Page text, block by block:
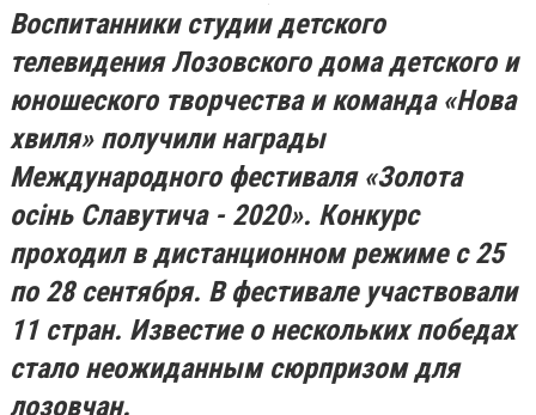
Воспитанники студии детского
телевидения Лозовского дома детского и
юношеского творчества и команда «Нова
хвиля» получили награды
Международного фестиваля «Золота
осінь Славутича- 2020». Конкурс
проходил в дистанционном режиме с 25
по 28 сентября. В фестивале участвовали
11 стран. Известие о нескольких победах
стало неожиданным сюрпризом для
лозовчан.